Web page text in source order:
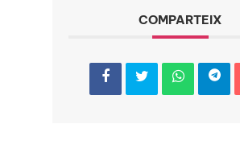
COMPARTEIX